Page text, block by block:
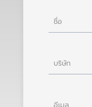
ชื่อ
บริษัท
อีเมล